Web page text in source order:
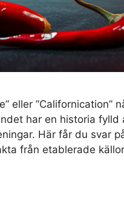
eller ”Californication”
har en historia
Här får du svar
från etablerade